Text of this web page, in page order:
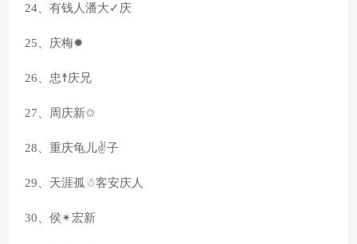
24、有钱人潘大✓庆
25、庆梅✹
26、忠☨庆兄
27、周庆新✩
28、重庆龟儿✌子
29、天涯孤☃客安庆人
30、侯✴宏新